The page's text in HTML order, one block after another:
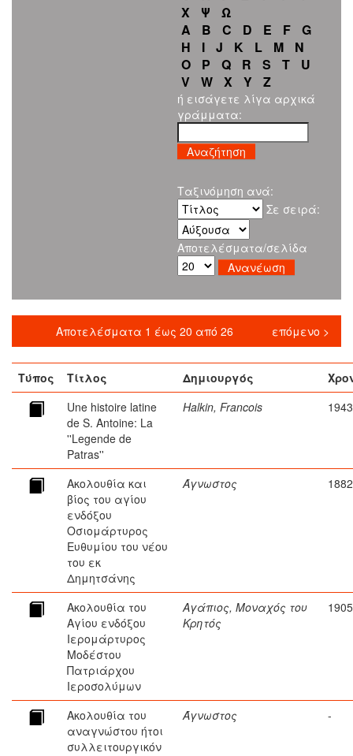
Χ
Ψ
Ω
A
B C D E F
G
H
I J K L M
N
O
P Q R S T
U
V
W X Y Z
ή εισάγετε λίγα αρχικά
γράμματα:
Ταξινόμηση ανά:
Σε σειρά:
Αποτελέσματα/σελίδα
Αποτελέσματα 1 έως 20 από 26 επόμενο >
Τύπος Τίτλος Δημιουργός
Une histoire latine
de S. Antoine: La
''Legende de
Patras''
Halkin, Francois 1943
Ακολουθία και
βίος του αγίου
ενδόξου
Οσιομάρτυρος
Ευθυμίου του νέου
του εκ
Δημητσάνης
Άγνωστος 1882
Ακολουθία του
Αγίου ενδόξου
Ιερομάρτυρος
Μοδέστου
Πατριάρχου
Ιεροσολύμων
Αγάπιος, Μοναχός του
Κρητός
1905
Ακολουθία του
αναγνώστου ήτοι
συλλειτουργικόν
Άγνωστος -